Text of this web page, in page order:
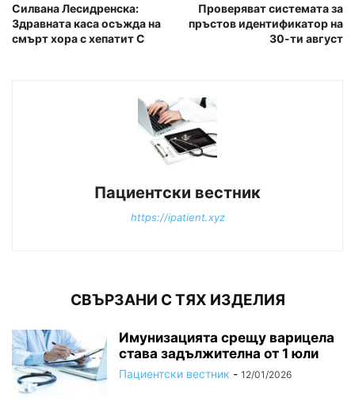
Силвана Лесидренска:
Здравната каса осъжда на
смърт хора с хепатит С
Проверяват системата за
пръстов идентификатор на
30-ти август
Пациентски вестник
https://ipatient.xyz
СВЪРЗАНИ С ТЯХ ИЗДЕЛИЯ
Имунизацията срещу варицела
става задължителна от 1 юли
Пациентски вестник - 12/01/2026